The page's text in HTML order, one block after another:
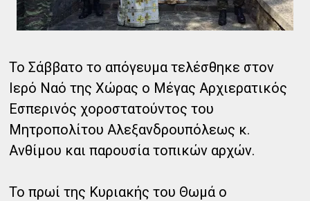
Το Σάββατο το απόγευμα τελέσθηκε στον
Ιερό Ναό της Χώρας ο Μέγας Αρχιερατικός
Εσπερινός χοροστατούντος του
Μητροπολίτου Αλεξανδρουπόλεως κ.
Ανθίμου και παρουσία τοπικών αρχών.
Το πρωί της Κυριακής του Θωμά ο